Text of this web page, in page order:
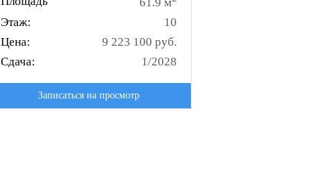
61.9 м
Этаж:
10
Цена:
9 223 100 руб.
Сдача:
1/2028
Записаться на просмотр